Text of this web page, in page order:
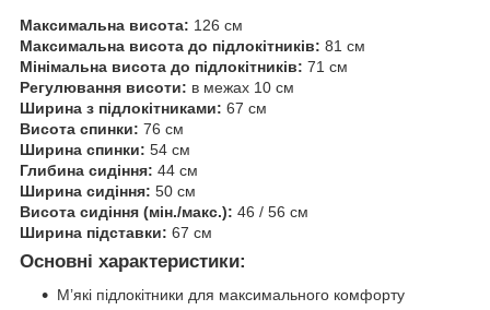
Максимальна висота: 126 см
Максимальна висота до підлокітників: 81 см
Мінімальна висота до підлокітників: 71 см
Регулювання висоти: в межах 10 см
Ширина з підлокітниками: 67 см
Висота спинки: 76 см
Ширина спинки: 54 см
Глибина сидіння: 44 см
Ширина сидіння: 50 см
Висота сидіння (мін./макс.): 46 / 56 см
Ширина підставки: 67 см
Основні характеристики:
М’які підлокітники для максимального комфорту